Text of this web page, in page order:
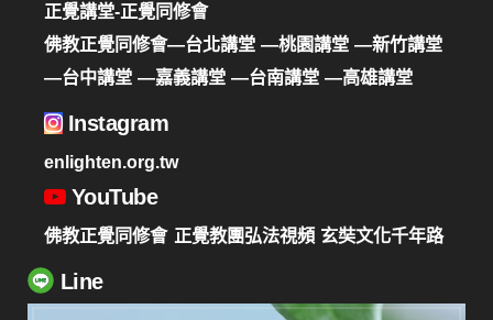
正覺講堂-正覺同修會
佛教正覺同修會—台北講堂 —桃園講堂 —新竹講堂
—台中講堂 —嘉義講堂 —台南講堂 —高雄講堂
Instagram
enlighten.org.tw
YouTube
佛教正覺同修會 正覺教團弘法視頻 玄奘文化千年路
Line